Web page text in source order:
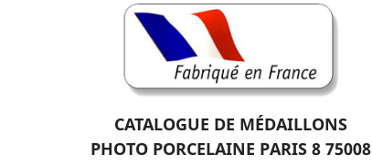
CATALOGUE DE MÉDAILLONS
PHOTO PORCELAINE PARIS 8 75008